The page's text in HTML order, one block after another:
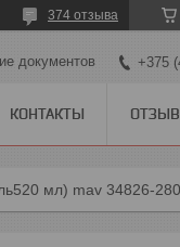
374 отзыва
документов +375
КОНТАКТЫ
мл) mav 34826-280